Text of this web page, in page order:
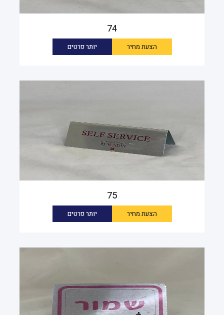
74
הצעת מחיר יותר פרטים
75
הצעת מחיר יותר פרטים